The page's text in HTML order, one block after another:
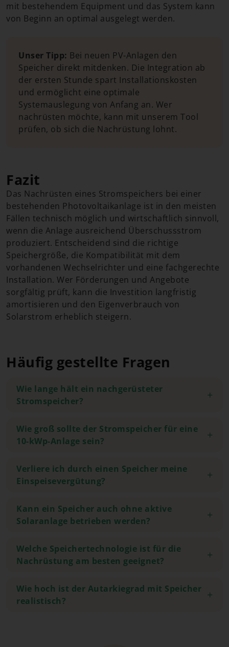
mit bestehendem Equipment und das System kann
von Beginn an optimal ausgelegt werden.
Unser Tipp: Bei neuen PV-Anlagen den
Speicher direkt mitdenken. Die Integration ab
der ersten Stunde spart Installationskosten
und ermöglicht eine optimale
Systemauslegung von Anfang an. Wer
nachrüsten möchte, kann mit unserem Tool
prüfen, ob sich die Nachrüstung lohnt.
Fazit
Das Nachrüsten eines Stromspeichers bei einer
bestehenden Photovoltaikanlage ist in den meisten
Fällen technisch möglich und wirtschaftlich sinnvoll,
wenn die Anlage ausreichend Überschussstrom
produziert. Entscheidend sind die richtige
Speichergröße, die Kompatibilität mit dem
vorhandenen Wechselrichter und eine fachgerechte
Installation. Wer Förderungen und Angebote
sorgfältig prüft, kann die Investition langfristig
amortisieren und den Eigenverbrauch von
Solarstrom erheblich steigern.
Häufig gestellte Fragen
Wie lange hält ein nachgerüsteter
Stromspeicher?
Wie groß sollte der Stromspeicher für eine
10-kWp-Anlage sein?
Verliere ich durch einen Speicher meine
Einspeisevergütung?
Kann ein Speicher auch ohne aktive
Solaranlage betrieben werden?
Welche Speichertechnologie ist für die
Nachrüstung am besten geeignet?
Wie hoch ist der Autarkiegrad mit Speicher
realistisch?